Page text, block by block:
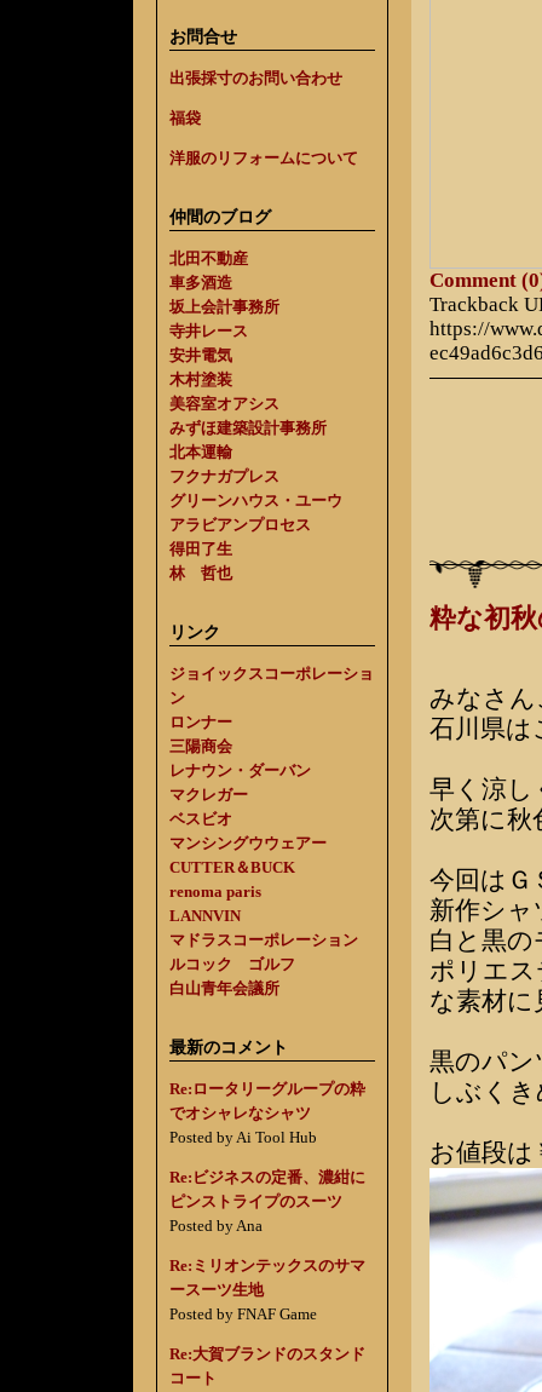
お問合せ
出張採寸のお問い合わせ
福袋
洋服のリフォームについて
仲間のブログ
北田不動産
車多酒造
坂上会計事務所
寺井レース
安井電気
木村塗装
美容室オアシス
みずほ建築設計事務所
北本運輸
フクナガプレス
グリーンハウス・ユーウ
アラビアンプロセス
得田了生
林 哲也
リンク
ジョイックスコーポレーショ
ン
ロンナー
三陽商会
レナウン・ダーバン
マクレガー
ベスビオ
マンシングウウェアー
CUTTER＆BUCK
renoma paris
LANNVIN
マドラスコーポレーション
ルコック ゴルフ
白山青年会議所
最新のコメント
Re:ロータリーグループの粋
でオシャレなシャツ
Posted by Ai Tool Hub
Re:ビジネスの定番、濃紺に
ピンストライプのスーツ
Posted by Ana
Re:ミリオンテックスのサマ
ースーツ生地
Posted by FNAF Game
Re:大賀ブランドのスタンド
コート
Comment
Trackback
https://
粋な初
みなさ
石川県は
早く涼
次第に
今回は
新作シ
白と黒
ポリエ
な素材に
黒のパ
しぶく
お値段は